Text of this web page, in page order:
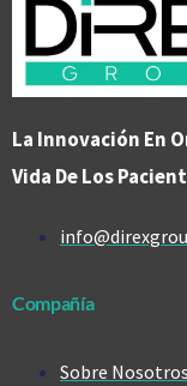
La Innovación En
Vida De Los
Compañía
Sobre Nosotros